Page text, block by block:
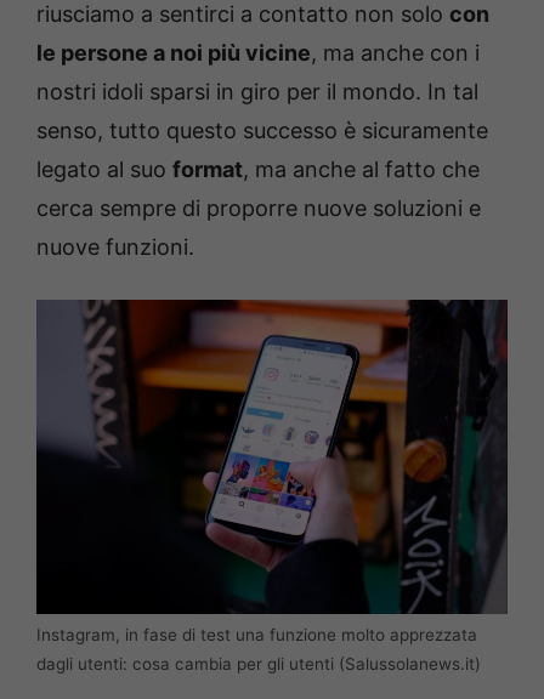
riusciamo a sentirci a contatto non solo con
le persone a noi più vicine, ma anche con i
nostri idoli sparsi in giro per il mondo. In tal
senso, tutto questo successo è sicuramente
legato al suo format, ma anche al fatto che
cerca sempre di proporre nuove soluzioni e
nuove funzioni.
Instagram, in fase di test una funzione molto apprezzata
dagli utenti: cosa cambia per gli utenti (Salussolanews.it)